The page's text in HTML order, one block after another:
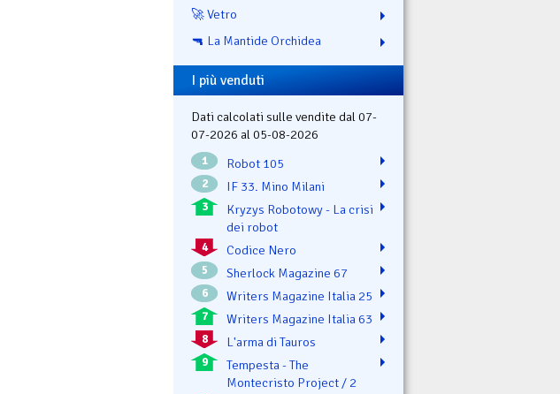
🚀 Vetro
🔫 La Mantide Orchidea
I più venduti
Dati calcolati sulle vendite dal 07-
07-2026 al 05-08-2026
1 Robot 105
2 IF 33. Mino Milani
3
Kryzys Robotowy - La crisi
dei robot
4 Codice Nero
5 Sherlock Magazine 67
6 Writers Magazine Italia 25
7 Writers Magazine Italia 63
8 L'arma di Tauros
9
Tempesta - The
Montecristo Project / 2